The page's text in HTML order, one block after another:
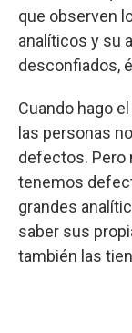
que observen
analíticos y su
desconfiados,
Cuando hago
las personas
defectos. Pero
tenemos
grandes
saber sus
también las